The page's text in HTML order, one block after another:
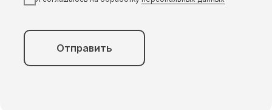
Отправить